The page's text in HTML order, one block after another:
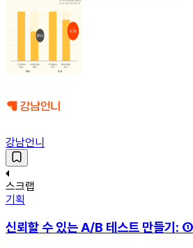
강남언니
스크랩
기획
신뢰할 수 있는 A/B 테스트 만들기: ①